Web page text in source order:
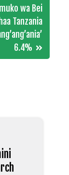
wa Bei
Tanzania
6.4%